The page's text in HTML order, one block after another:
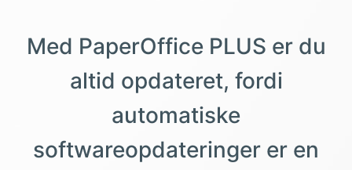
Med PaperOffice PLUS er du
altid opdateret, fordi
automatiske
softwareopdateringer er en